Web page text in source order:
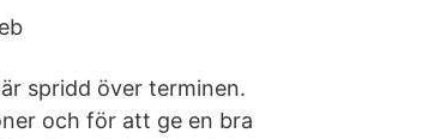
spridd över terminen.
och för att ge en bra